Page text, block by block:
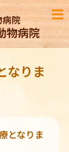
院
物病院
なりま
となりま